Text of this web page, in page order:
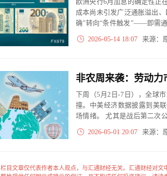
欧洲央行6月加息的确定性正
成本尚未引发广泛通胀溢出
确”转向“条件触发”——即需
仍主张加息，市场也...
2026-05-14 18:07 来源：
非农周来袭：劳动
下周（5月2日-7日），全球
撞。中美经济数据披露到美
场情绪。 尤其是战后第二次
路径预期，投资者需聚...
2026-05-01 20:07 来源：
栏目文章仅代表作者本人观点，与汇通财经无关。汇通财经对